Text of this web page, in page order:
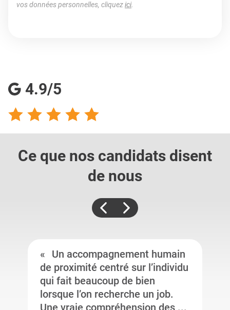
vos données personnelles, cliquezici.
4.9/5
Ce que nos candidats disent
de nous
Un accompagnement humain
de proximité centré sur l’individu
qui fait beaucoup de bien
lorsque l’on recherche un job.
Une vraie compréhension des ...